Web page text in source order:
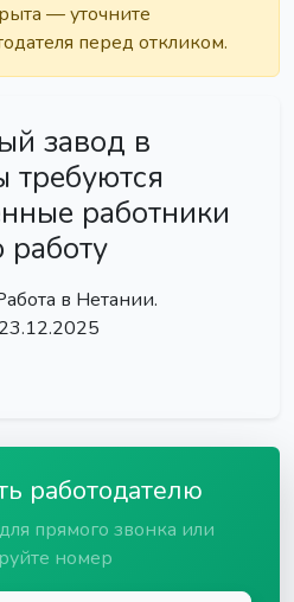
— уточните
перед откликом.
завод в
требуются
работники
в Нетании.
23.12.2025
работодателю
прямого звонка или
номер